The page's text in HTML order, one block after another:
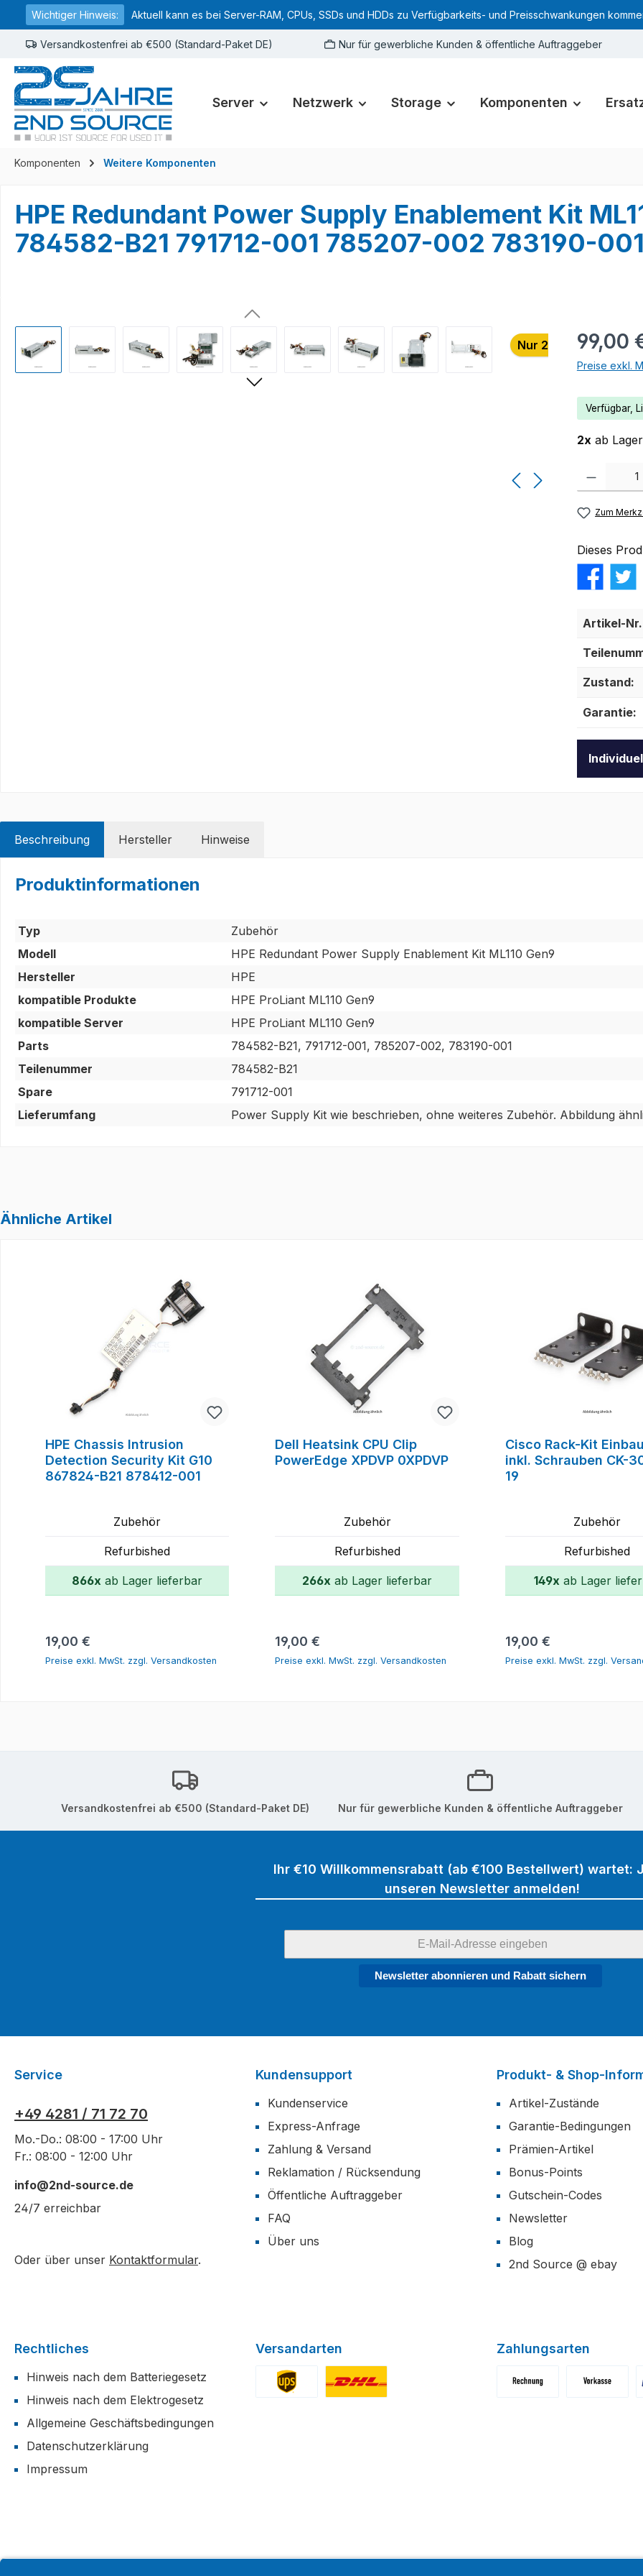
Zur Hauptnavigation springen
Wichtiger Hinweis: Aktuell kann es bei Server-RAM, CPUs, SSDs und HDDs zu Verfügbarkeits- und Preisschwankungen
Versandkostenfrei ab €500 (Standard-Paket DE) Nur für gewerbliche Kunden & öffentliche Auftraggeber
Server Netzwerk Storage Komponenten
Komponenten Weitere Komponenten
HPE Redundant Power Supply Enablement Kit
784582-B21 791712-001 785207-002 783190-
Nur 2 auf Lager!
99,00
Preise exkl.
Verfügbar,
2x ab
Zum
Dieses
Artikel-
Zustand:
Garantie:
Beschreibung Hersteller Hinweise
Produktinformationen
Typ
Zubehör
Modell
HPE Redundant Power Supply Enablement Kit ML110 Gen9
Hersteller
HPE
kompatible Produkte
HPE ProLiant ML110 Gen9
kompatible Server
HPE ProLiant ML110 Gen9
Parts
784582-B21, 791712-001, 785207-002, 783190-001
Teilenummer
784582-B21
Spare
791712-001
Lieferumfang
Power Supply Kit wie beschrieben, ohne weiteres Zubehör. Abbildung
Ähnliche Artikel
HPE Chassis Intrusion
Detection Security Kit G10
867824-B21 878412-001
Zubehör
Refurbished
866x ab Lager lieferbar
Regulärer Preis:
19,00 €
Preise exkl. MwSt. zzgl. Versandkosten
Dell Heatsink CPU Clip
PowerEdge XPDVP 0XPDVP
Zubehör
Refurbished
266x ab Lager lieferbar
Regulärer Preis:
19,00 €
Preise exkl. MwSt. zzgl. Versandkosten
Cisco Rack-Kit
inkl. Schrauben CK-
19
Zubehör
Refurbished
149x ab Lager
Regulärer Preis:
19,00 €
Preise exkl. MwSt. zzgl.
Versandkostenfrei ab €500 (Standard-Paket DE) Nur für gewerbliche Kunden & öffentliche Auftraggeber
Ihr €10 Willkommensrabatt (ab €100 Bestellwert) wartet:
unseren Newsletter anmelden!
Newsletter abonnieren und Rabatt sichern
Service
+49 4281 / 71 72 70
Mo.-Do.: 08:00 - 17:00 Uhr
Fr.: 08:00 - 12:00 Uhr
info@2nd-source.de
24/7 erreichbar
Oder über unser Kontaktformular.
Kundensupport
Kundenservice
Express-Anfrage
Zahlung & Versand
Reklamation / Rücksendung
Öffentliche Auftraggeber
FAQ
Über uns
Produkt- & Shop-
Artikel-Zustände
Garantie-Bedingungen
Prämien-Artikel
Bonus-Points
Gutschein-Codes
Newsletter
Blog
2nd Source @ ebay
Rechtliches
Hinweis nach dem Batteriegesetz
Hinweis nach dem Elektrogesetz
Allgemeine Geschäftsbedingungen
Datenschutzerklärung
Impressum
Versandarten Zahlungsarten